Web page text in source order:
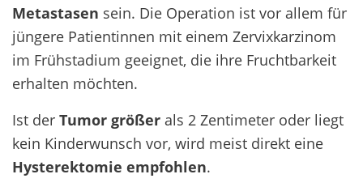
Metastasen sein. Die Operation ist vor allem für
jüngere Patientinnen mit einem Zervixkarzinom
im Frühstadium geeignet, die ihre Fruchtbarkeit
erhalten möchten.
Ist der Tumor größer als 2 Zentimeter oder liegt
kein Kinderwunsch vor, wird meist direkt eine
Hysterektomie empfohlen.